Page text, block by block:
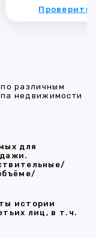
Проверить
различным
недвижимости
для
истории
лиц, в т.ч.